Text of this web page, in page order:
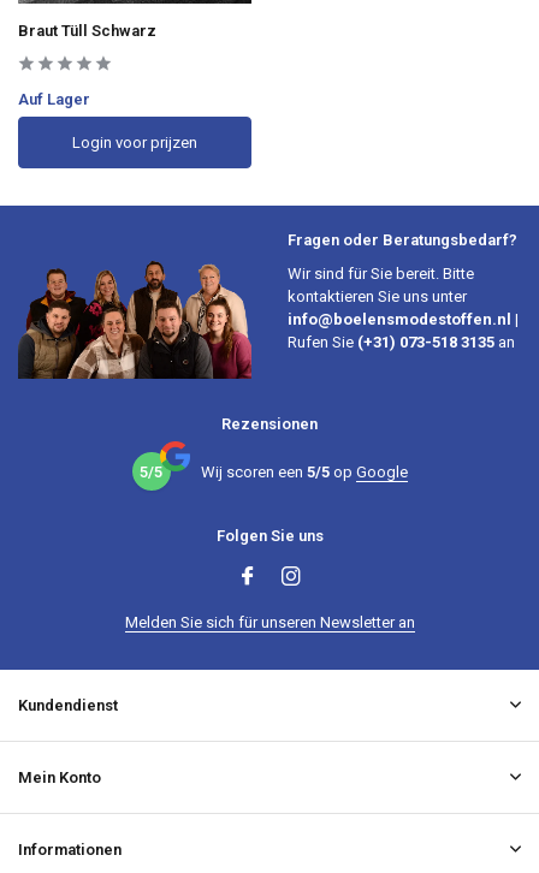
Braut Tüll Schwarz
Auf Lager
Login voor prijzen
Fragen oder Beratungsbedarf?
Wir sind für Sie bereit. Bitte
kontaktieren Sie uns unter
info@boelensmodestoffen.nl |
Rufen Sie (+31) 073-518 3135 an
Rezensionen
5/5 Wij scoren een 5/5op Google
Folgen Sie uns
Melden Sie sich für unseren Newsletter an
Kundendienst
Mein Konto
Informationen